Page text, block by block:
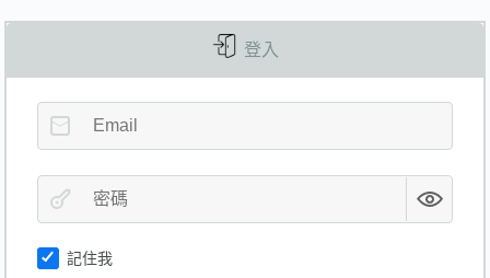
登入
記住我